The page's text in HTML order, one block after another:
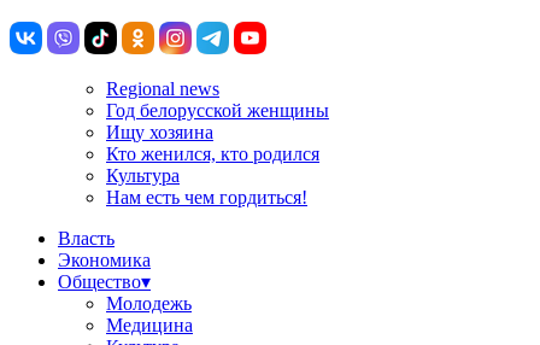
Regional news
Год белорусской женщины
Ищу хозяина
Кто женился, кто родился
Культура
Нам есть чем гордиться!
Власть
Экономика
Общество▾
Молодежь
Медицина